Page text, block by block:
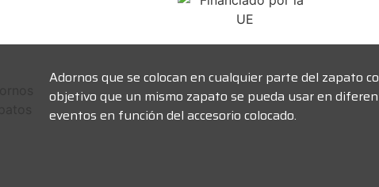
Adornos que se colocan en cualquier parte del zapato
objetivo que un mismo zapato se pueda usar en
eventos en función del accesorio colocado.